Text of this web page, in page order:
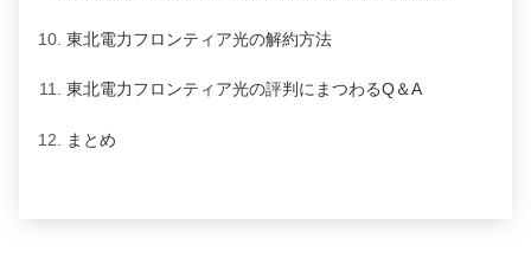
東北電力フロンティア光の解約方法
東北電力フロンティア光の評判にまつわるQ＆A
まとめ